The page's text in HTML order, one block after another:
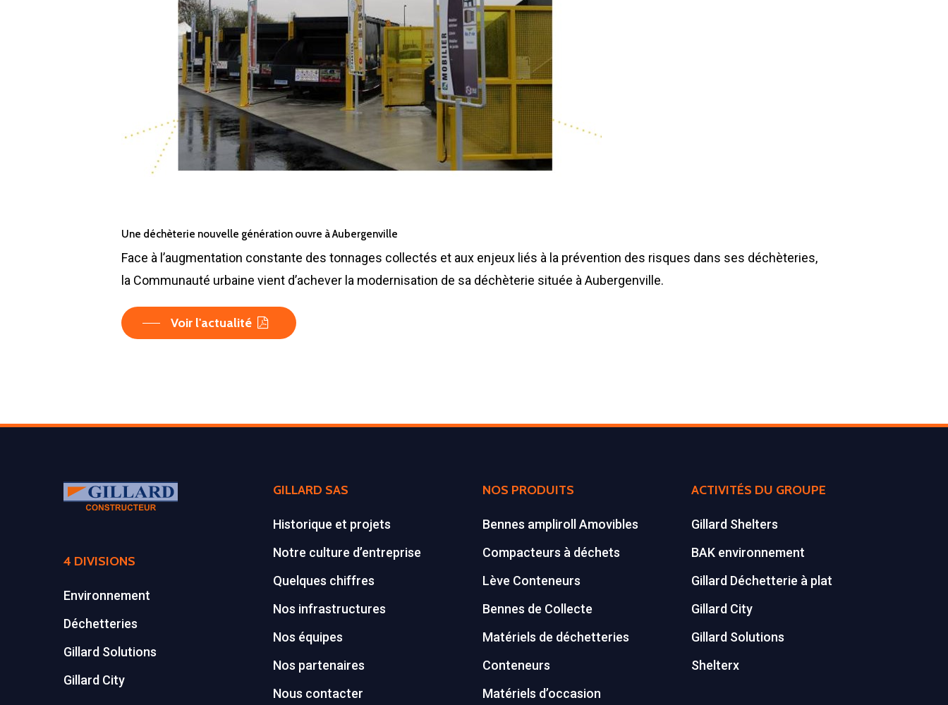
Une déchèterie nouvelle génération ouvre à Aubergenville
Face à l’augmentation constante des tonnages collectés et aux enjeux liés à la prévention des risques dans ses déchèteries,
la Communauté urbaine vient d’achever la modernisation de sa déchèterie située à Aubergenville.
Voir l'actualité
4 DIVISIONS
Environnement
Déchetteries
Gillard Solutions
Gillard City
GILLARD SAS
Historique et projets
Notre culture d’entreprise
Quelques chiffres
Nos infrastructures
Nos équipes
Nos partenaires
Nous contacter
NOS PRODUITS
Bennes ampliroll Amovibles
Compacteurs à déchets
Lève Conteneurs
Bennes de Collecte
Matériels de déchetteries
Conteneurs
Matériels d’occasion
ACTIVITÉS DU GROUPE
Gillard Shelters
BAK environnement
Gillard Déchetterie à plat
Gillard City
Gillard Solutions
Shelterx